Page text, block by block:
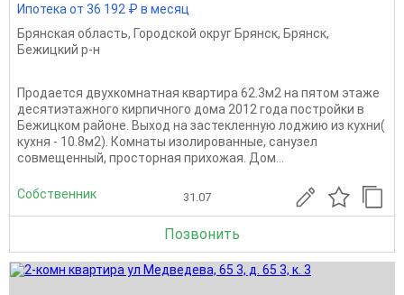
Ипотека от 36 192 ₽ в месяц
Брянская область, Городской округ Брянск, Брянск,
Бежицкий р-н
Продается двухкомнатная квартира 62.3м2 на пятом этаже
десятиэтажного кирпичного дома 2012 года постройки в
Бежицком районе. Выход на застекленную лоджию из кухни(
кухня - 10.8м2). Комнаты изолированные, санузел
совмещенный, просторная прихожая. Дом...
Собственник 31.07
Позвонить